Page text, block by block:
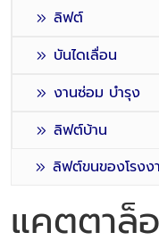
ลิฟต์
บันไดเลื่อน
งานซ่อม บำรุง
ลิฟต์บ้าน
ลิฟต์ขนของโรงง
แคตตาล็